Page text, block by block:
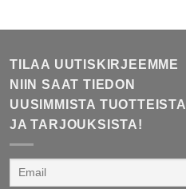
TILAA UUTISKIRJEEMME
NIIN SAAT TIEDON
UUSIMMISTA TUOTTEISTA
JA TARJOUKSISTA!